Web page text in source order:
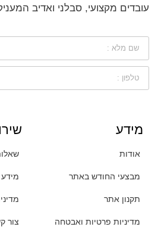
עובדים מקצועי, סבלני ואדיב
מידע
אודות
מבצעי החודש באתר
תקנון אתר
מדיניות פרטיות ואבטחה צור